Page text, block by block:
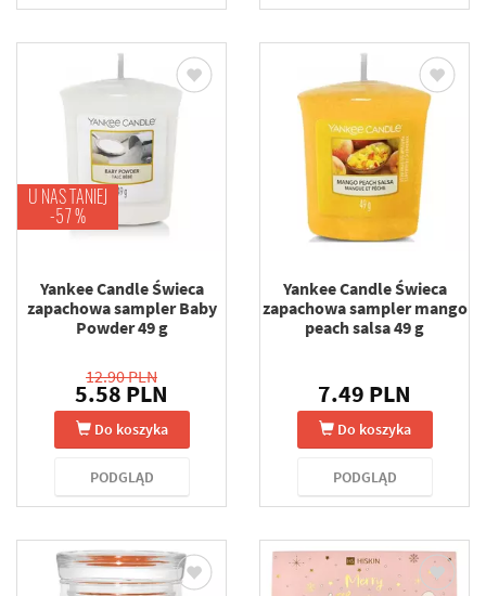
U NAS TANIEJ
-57 %
Yankee Candle Świeca
zapachowa sampler Baby
Powder 49 g
12.90 PLN
5.58 PLN
Do koszyka
PODGLĄD
Yankee Candle Świeca
zapachowa sampler mango
peach salsa 49 g
7.49 PLN
Do koszyka
PODGLĄD